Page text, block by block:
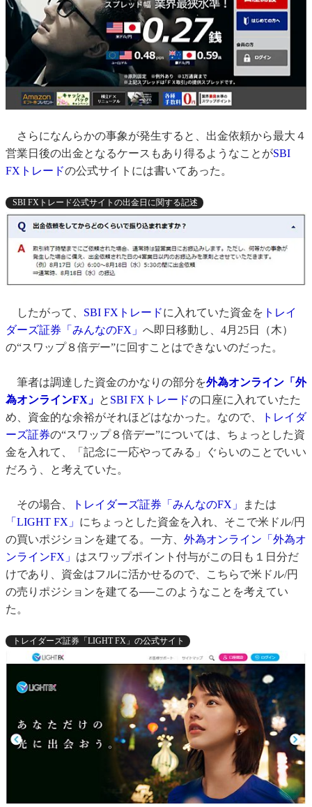
さらになんらかの事象が発生すると、出金依頼から最大４
営業日後の出金となるケースもあり得るようなことがSBI
FXトレードの公式サイトには書いてあった。
SBI FXトレード公式サイトの出金日に関する記述
したがって、 SBI FXトレードに入れていた資金を トレイ
ダーズ証券「みんなのFX」 へ即日移動し、4月25日（木）
の“スワップ８倍デー”に回すことはできないのだった。
筆者は調達した資金のかなりの部分を外為オンライン「外
為オンラインFX」 と SBI FXトレードの口座に入れていたた
め、資金的な余裕がそれほどはなかった。なので、
トレイダ
ーズ証券の“スワップ８倍デー”については、ちょっとした資
金を入れて、「記念に一応やってみる」ぐらいのことでいい
だろう、と考えていた。
その場合、 トレイダーズ証券「みんなのFX」
または
「LIGHT FX」 にちょっとした資金を入れ、そこで米ドル/円
の買いポジションを建てる。一方、 外為オンライン「外為オ
ンラインFX」 はスワップポイント付与がこの日も１日分だ
けであり、資金はフルに活かせるので、こちらで米ドル/円
の売りポジションを建てる──このようなことを考えてい
た。
トレイダーズ証券「LIGHT FX」の公式サイト